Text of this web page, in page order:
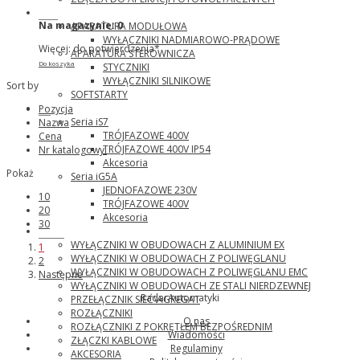
APARATURA MODUŁOWA
WYŁĄCZNIKI NADMIAROWO-PRĄDOWE
APARATURA STEROWNICZA
STYCZNIKI
WYŁĄCZNIKI SILNIKOWE
SOFTSTARTY
LG
Seria iS7
TRÓJFAZOWE 400V
TRÓJFAZOWE 400V IP54
Akcesoria
Seria iG5A
JEDNOFAZOWE 230V
TRÓJFAZOWE 400V
Akcesoria
Katko
WYŁĄCZNIKI W OBUDOWACH Z ALUMINIUM EX
WYŁĄCZNIKI W OBUDOWACH Z POLIWĘGLANU
WYŁĄCZNIKI W OBUDOWACH Z POLIWĘGLANU EMC
WYŁĄCZNIKI W OBUDOWACH ZE STALI NIERDZEWNEJ
PRZEŁĄCZNIK SIEĆ\AGREGAT
ROZŁĄCZNIKI
ROZŁĄCZNIKI Z POKRĘTŁEM BEZPOŚREDNIM
ZŁĄCZKI KABLOWE
AKCESORIA
Na magazynie:0
Więcej: do potwierdzenia*
Do koszyka
Sort by
Pozycja
Nazwa
Cena
Nr katalogowy:
Pokaż
10
20
30
1
2
Następne
RadarAutomatyki
O nas
Wiadomości
Regulaminy